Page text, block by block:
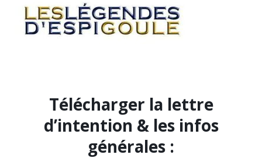
Télécharger la lettre
d’intention & les infos
générales :